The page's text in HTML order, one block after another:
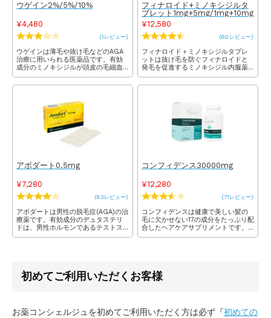
ウゲイン2%/5%/10%
¥4,480
(1レビュー)
ウゲインは薄毛や抜け毛などのAGA
治療に用いられる医薬品です。有効
成分のミノキシジルが頭皮の毛細血
管拡張と発毛因子を活性化させるこ
とで毛髪の発毛を促す効果が期待で
に低コストなので無理なく続けるこ
とができます。
フィナロイド+ミノキシジルタ
ブレット1mg+5mg/1mg+10mg
¥12,580
(80レビュー)
フィナロイド＋ミノキシジルタブレ
ットは抜け毛を防ぐフィナロイドと
発毛を促進するミノキシジル内服薬
のセットです。2つを同時に服用する
ことで抜け毛が防がれ、長く・太い
得なセットでご提供します。
アボダート0.5mg
¥7,280
(83レビュー)
アボダートは男性の脱毛症(AGA)の治
療薬です。有効成分のデュタステリ
ドは、男性ホルモンであるテストス
テロンをジヒドロテストステロンと
コンフィデンス30000mg
¥12,280
(71レビュー)
コンフィデンスは健康で美しい髪の
毛に欠かせない17の成分をたっぷり配
合したヘアケアサプリメントです。
皮膚細胞の新陳代謝を高める希少な
初めてご利用いただくお客様
お薬コンシェルジュを初めてご利用いただく方は必ず『初めての